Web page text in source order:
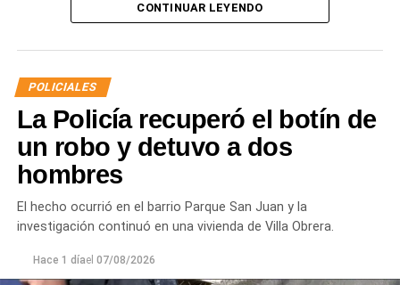
alcohólicas con el joven y que, en el marco de una
denuncia penal ni recibir asistencia médica y
únicamente solicitó que el joven se retirara del lugar
para evitar que el conflicto continuara.
Ante la persistencia de la conducta agresiva y el
incumplimiento de las indicaciones impartidas por los
efectivos, el hombre fue demorado con el objetivo de
mayor gravedad.
CONTINUAR LEYENDO
POLICIALES
La Policía recuperó el botín de
un robo y detuvo a dos
hombres
El hecho ocurrió en el barrio Parque San Juan y la
investigación continuó en una vivienda de Villa Obrera.
Hace 1 díael 07/08/2026